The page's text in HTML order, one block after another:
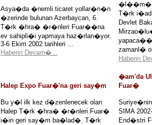
Asya�da �nemli ticaret yollar�n�n
�zerinde bulunan Azerbaycan, 6.
T�rk �hra� �r�nleri Fuar��na
ev sahipli�i yapmaya haz�rlan�yor.
3-6 Ekim 2002 tarihleri ...
Haberin Devam�...
T�rk
Devlet
yapaca��
zamanl�
Haberin
Halep Expo Fuar�'na geri say�m
Bu y�l ilk kez d�zenlenecek olan
Halep T�rk �hra� �r�nleri Fuar�
i�in geri say�m ba�lad�. T�rk
�am'da
Fuar�
SIMA
End�stri